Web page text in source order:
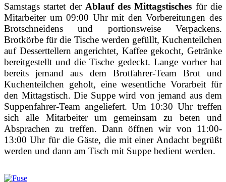
Samstags startet der Ablauf des Mittagstisches für die
Mitarbeiter um 09:00 Uhr mit den Vorbereitungen des
Brotschneidens und portionsweise Verpackens.
Brotkörbe für die Tische werden gefüllt, Kuchenteilchen
auf Desserttellern angerichtet, Kaffee gekocht, Getränke
bereitgestellt und die Tische gedeckt. Lange vorher hat
bereits jemand aus dem Brotfahrer-Team Brot und
Kuchenteilchen geholt, eine wesentliche Vorarbeit für
den Mittagstisch. Die Suppe wird von jemand aus dem
Suppenfahrer-Team angeliefert. Um 10:30 Uhr treffen
sich alle Mitarbeiter um gemeinsam zu beten und
Absprachen zu treffen. Dann öffnen wir von 11:00-
13:00 Uhr für die Gäste, die mit einer Andacht begrüßt
werden und dann am Tisch mit Suppe bedient werden.